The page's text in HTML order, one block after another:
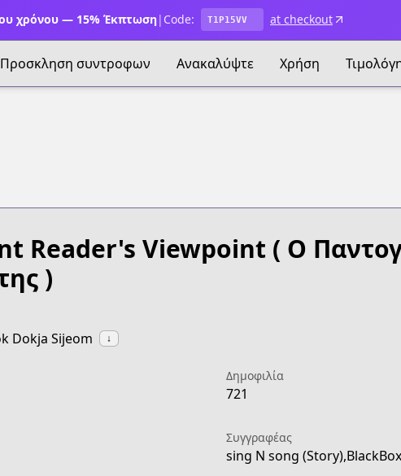
χρόνου — 15% Έκπτωση| Code: T1P15VV at checkout
Προσκληση συντροφων Ανακαλύψτε Χρήση
Reader's Viewpoint ( Ο
)
Dokja Sijeom ↓
Δημοφιλία
721
Συγγραφέας
sing N song